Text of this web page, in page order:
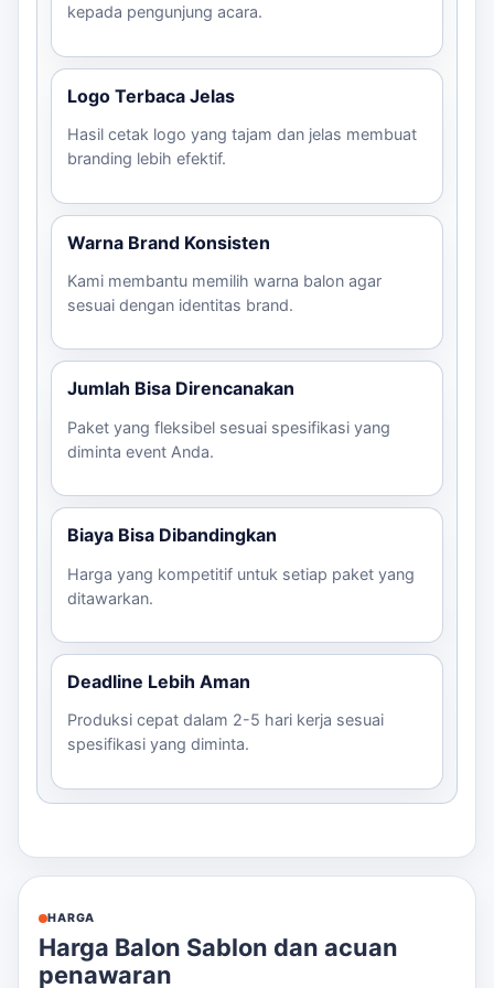
kepada pengunjung acara.
Logo Terbaca Jelas
Hasil cetak logo yang tajam dan jelas membuat
branding lebih efektif.
Warna Brand Konsisten
Kami membantu memilih warna balon agar
sesuai dengan identitas brand.
Jumlah Bisa Direncanakan
Paket yang fleksibel sesuai spesifikasi yang
diminta event Anda.
Biaya Bisa Dibandingkan
Harga yang kompetitif untuk setiap paket yang
ditawarkan.
Deadline Lebih Aman
Produksi cepat dalam 2-5 hari kerja sesuai
spesifikasi yang diminta.
HARGA
Harga Balon Sablon dan acuan
penawaran